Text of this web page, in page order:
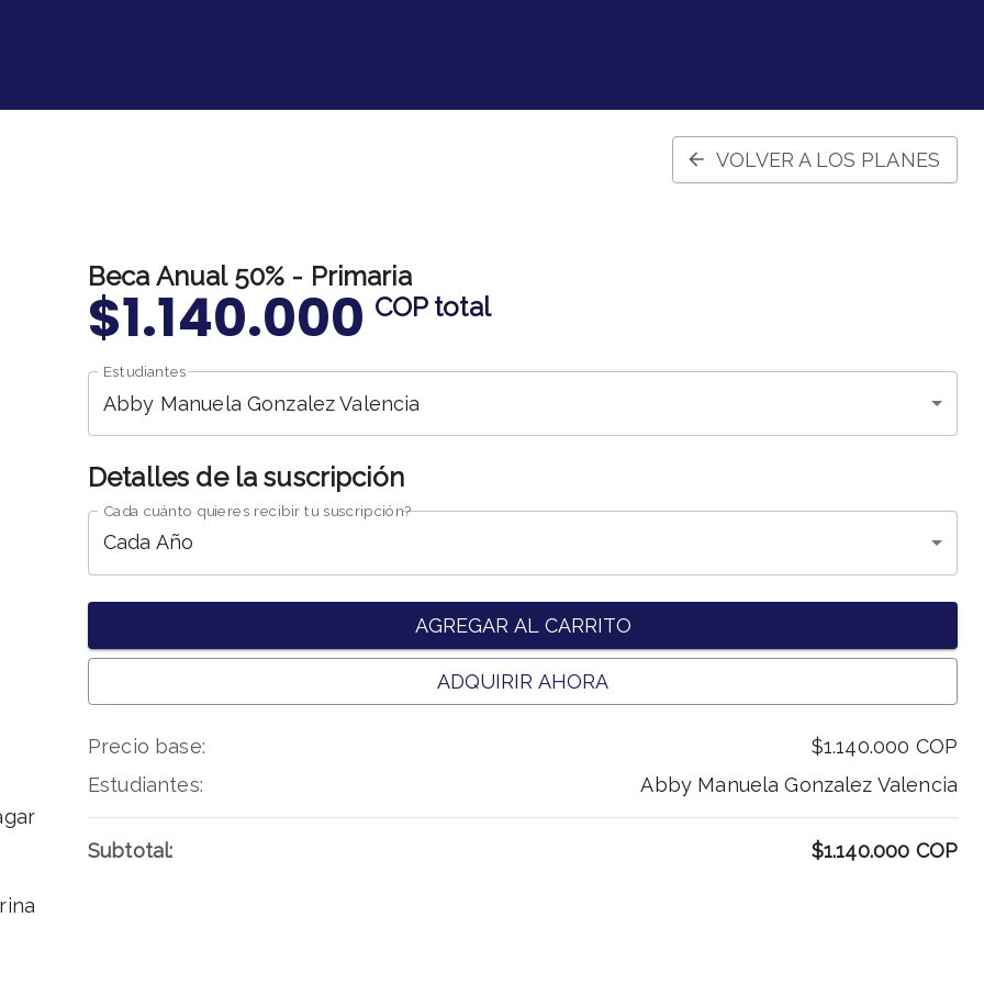
VOLVER A LOS PLANES
Beca Anual 50% - Primaria
$1.140.000 COPtotal
Estudiantes
Abby Manuela Gonzalez Valencia
Detalles de la suscripción
Cada cuánto quieres recibir tu suscripción?
Cada Año
AGREGAR AL CARRITO
ADQUIRIR AHORA
Precio base: $1.140.000 COP
Estudiantes: Abby Manuela Gonzalez Valencia
Subtotal: $1.140.000 COP